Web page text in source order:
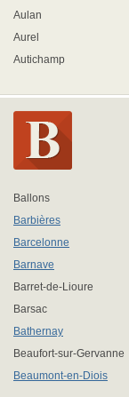
Aulan
Aurel
Autichamp
Ballons
Barbières
Barcelonne
Barnave
Barret-de-Lioure
Barsac
Bathernay
Beaufort-sur-Gervanne
Beaumont-en-Diois